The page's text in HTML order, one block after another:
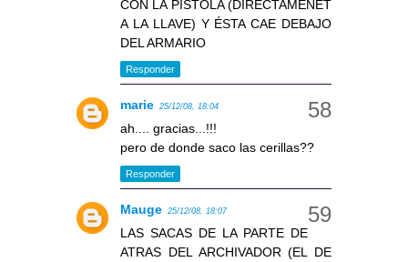
CON LA PISTOLA (DIRECTAMENET
A LA LLAVE) Y ÉSTA CAE DEBAJO
DEL ARMARIO
Responder
marie 25/12/08, 18:04
ah.... gracias...!!!
pero de donde saco las cerillas??
Responder
Mauge 25/12/08, 18:07
LAS SACAS DE LA PARTE DE
ATRAS DEL ARCHIVADOR (EL DE